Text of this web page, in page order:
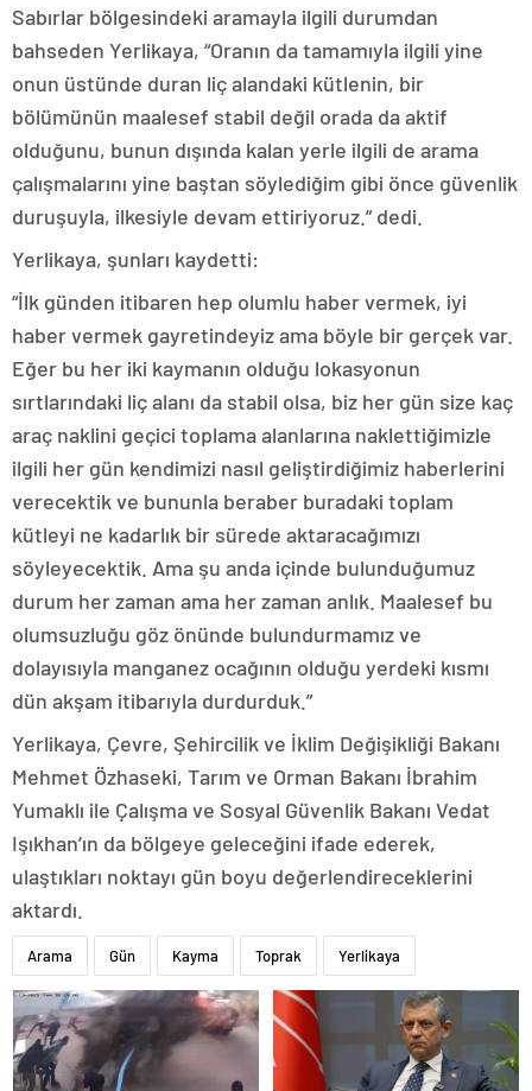
Sabırlar bölgesindeki aramayla ilgili durumdan
bahseden Yerlikaya, “Oranın da tamamıyla ilgili yine
onun üstünde duran liç alandaki kütlenin, bir
bölümünün maalesef stabil değil orada da aktif
olduğunu, bunun dışında kalan yerle ilgili de arama
çalışmalarını yine baştan söylediğim gibi önce güvenlik
duruşuyla, ilkesiyle devam ettiriyoruz.” dedi.
Yerlikaya, şunları kaydetti:
“İlk günden itibaren hep olumlu haber vermek, iyi
haber vermek gayretindeyiz ama böyle bir gerçek var.
Eğer bu her iki kaymanın olduğu lokasyonun
sırtlarındaki liç alanı da stabil olsa, biz her gün size kaç
araç naklini geçici toplama alanlarına naklettiğimizle
ilgili her gün kendimizi nasıl geliştirdiğimiz haberlerini
verecektik ve bununla beraber buradaki toplam
kütleyi ne kadarlık bir sürede aktaracağımızı
söyleyecektik. Ama şu anda içinde bulunduğumuz
durum her zaman ama her zaman anlık. Maalesef bu
olumsuzluğu göz önünde bulundurmamız ve
dolayısıyla manganez ocağının olduğu yerdeki kısmı
dün akşam itibarıyla durdurduk.”
Yerlikaya, Çevre, Şehircilik ve İklim Değişikliği Bakanı
Mehmet Özhaseki, Tarım ve Orman Bakanı İbrahim
Yumaklı ile Çalışma ve Sosyal Güvenlik Bakanı Vedat
Işıkhan’ın da bölgeye geleceğini ifade ederek,
ulaştıkları noktayı gün boyu değerlendireceklerini
aktardı.
Arama Gün Kayma Toprak Yerlikaya